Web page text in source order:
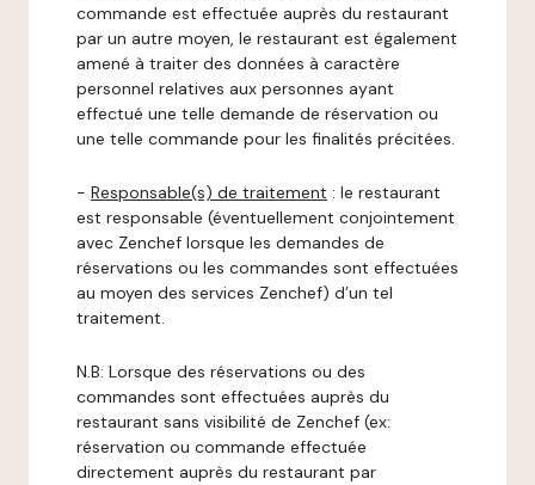
commande est effectuée auprès du restaurant
par un autre moyen, le restaurant est également
amené à traiter des données à caractère
personnel relatives aux personnes ayant
effectué une telle demande de réservation ou
une telle commande pour les finalités précitées.
- Responsable(s) de traitement : le restaurant
est responsable (éventuellement conjointement
avec Zenchef lorsque les demandes de
réservations ou les commandes sont effectuées
au moyen des services Zenchef) d’un tel
traitement.
N.B: Lorsque des réservations ou des
commandes sont effectuées auprès du
restaurant sans visibilité de Zenchef (ex:
réservation ou commande effectuée
directement auprès du restaurant par